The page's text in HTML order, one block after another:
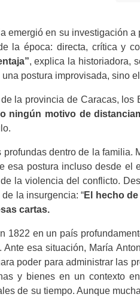
emergió en su investigación
la época: directa, crítica y
, explica la historiadora,
postura improvisada, sino
la provincia de Caracas,
ningún motivo de
dentro de la
esa postura incluso desde
la violencia del conflicto.
la insurgencia: “El hecho
cartas.
1822 en un país
esa situación, María
poder para administrar las
y bienes en un contexto
de su tiempo. Aunque